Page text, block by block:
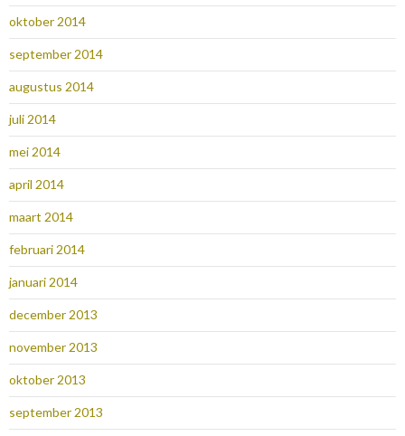
oktober 2014
september 2014
augustus 2014
juli 2014
mei 2014
april 2014
maart 2014
februari 2014
januari 2014
december 2013
november 2013
oktober 2013
september 2013